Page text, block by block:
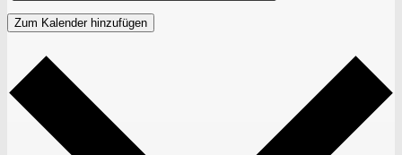
Zum Kalender hinzufügen